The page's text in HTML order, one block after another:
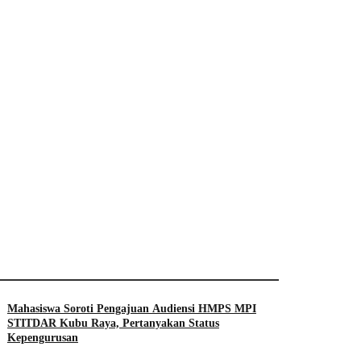
Mahasiswa Soroti Pengajuan Audiensi HMPS MPI
STITDAR Kubu Raya, Pertanyakan Status
Kepengurusan